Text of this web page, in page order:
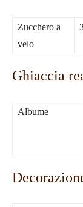
Zucchero a
velo
Ghiaccia
Albume